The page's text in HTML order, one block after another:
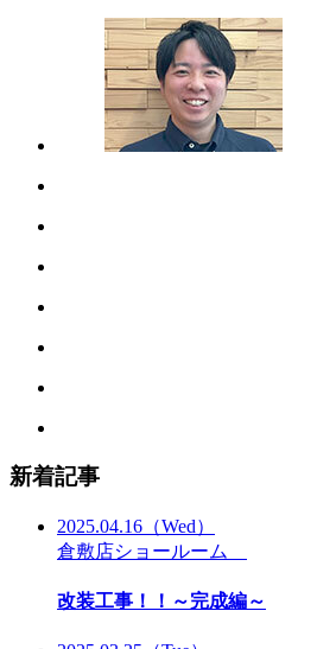
新着記事
2025.04.16 （Wed）
倉敷店ショールーム
改装工事！！～完成編～